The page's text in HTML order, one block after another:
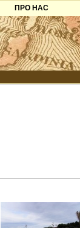
ПРО НАС
Контакти
Партнерам
Додати готель